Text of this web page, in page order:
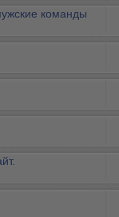
команды